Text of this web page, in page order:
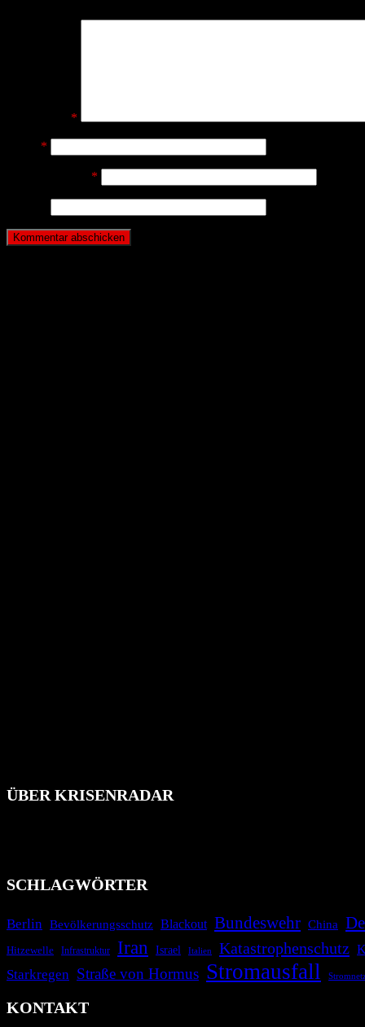
*
*
*
ÜBER KRISENRADAR
SCHLAGWÖRTER
Berlin Bevölkerungsschutz Blackout Bundeswehr China
Hitzewelle Infrastruktur Iran Israel Italien Katastrophenschutz
Starkregen Straße von Hormus Stromausfall
KONTAKT